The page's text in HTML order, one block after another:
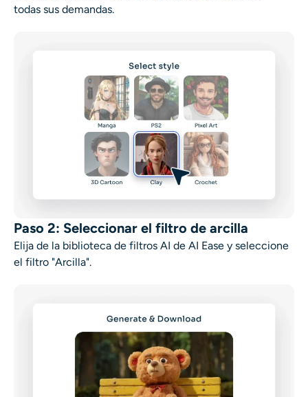
todas sus demandas.
Paso 2: Seleccionar el filtro de arcilla
Elija de la biblioteca de filtros AI de AI Ease y seleccione
el filtro "Arcilla".